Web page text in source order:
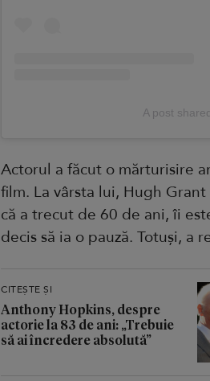
A post
Actorul a făcut o mărturisire
film. La vârsta lui, Hugh
că a trecut de 60 de ani, îi
decis să ia o pauză. Totuși, a
CITEȘTE ȘI
Anthony Hopkins, despre
actorie la 83 de ani: „Trebuie
să ai încredere absolută”